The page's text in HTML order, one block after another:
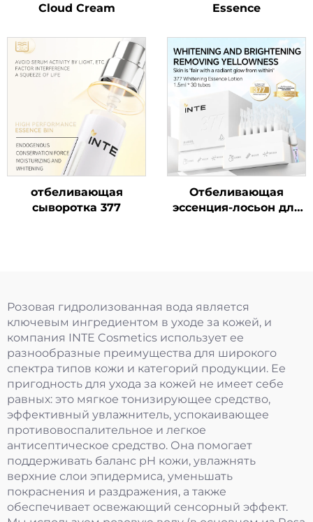
Cloud Cream
Essence
отбеливающая
сыворотка 377
Отбеливающая
эссенция-лосьон для
Розовая гидролизованная вода является
ключевым ингредиентом в уходе за кожей, и
компания INTE Cosmetics использует ее
разнообразные преимущества для широкого
спектра типов кожи и категорий продукции. Ее
пригодность для ухода за кожей не имеет себе
равных: это мягкое тонизирующее средство,
эффективный увлажнитель, успокаивающее
противовоспалительное и легкое
антисептическое средство. Она помогает
поддерживать баланс pH кожи, увлажнять
верхние слои эпидермиса, уменьшать
покраснения и раздражения, а также
обеспечивает освежающий сенсорный эффект.